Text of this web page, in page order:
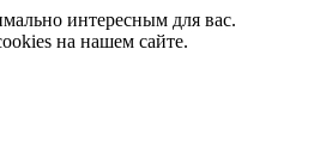
интересным для вас.
на нашем сайте.